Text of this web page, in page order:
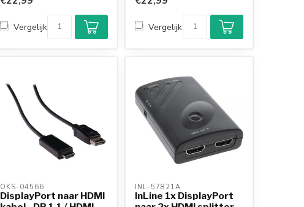
Vergelijk Vergelijk
OKS-04566
DisplayPort naar HDMI
INL-57821A
InLine 1x DisplayPort